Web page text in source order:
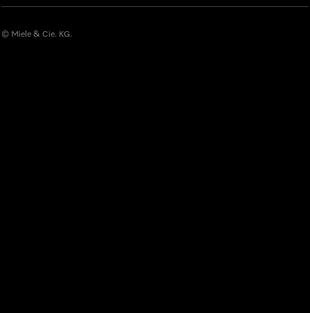
© Miele & Cie. KG.